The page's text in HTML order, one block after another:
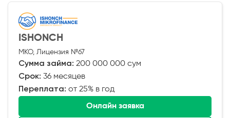
ISHONCH
МКО, Лицензия №67
Сумма займа: 200 000 000 сум
Срок: 36 месяцев
Переплата: от 25% в год
Онлайн заявка